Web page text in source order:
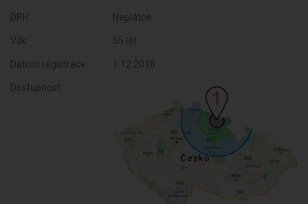
DPH: Neplátce
Věk: 55 let
Datum registrace: 1.12.2018
Dostupnost: